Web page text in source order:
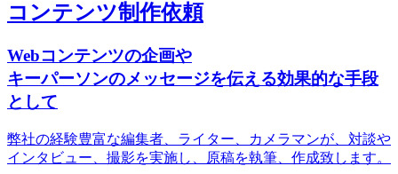
コンテンツ制作依頼
Webコンテンツの企画や
キーパーソンのメッセージを伝える効果的な手段
として
弊社の経験豊富な編集者、ライター、カメラマンが、対談や
インタビュー、撮影を実施し、原稿を執筆、作成致します。